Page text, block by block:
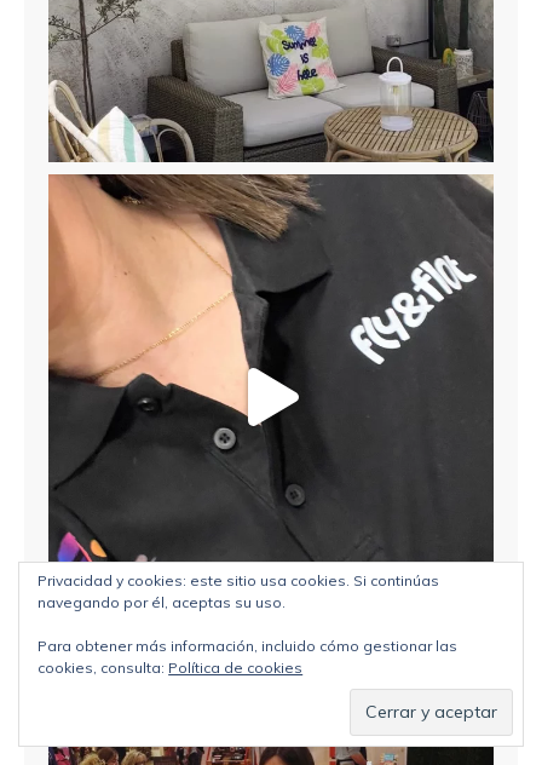
Privacidad y cookies: este sitio usa cookies. Si continúas
navegando por él, aceptas su uso.
Para obtener más información, incluido cómo gestionar las
cookies, consulta: Política de cookies